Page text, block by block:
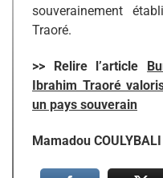
souverainement
Traoré.
>> Relire l’article
Ibrahim Traoré
un pays souverain
Mamadou COULYBALI